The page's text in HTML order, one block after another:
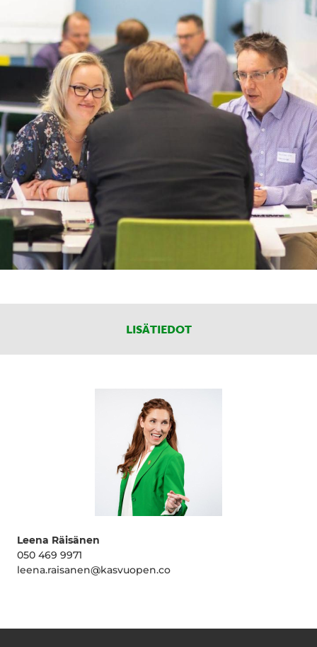
LISÄTIEDOT
Leena Räisänen
050 469 9971
leena.raisanen@kasvuopen.co